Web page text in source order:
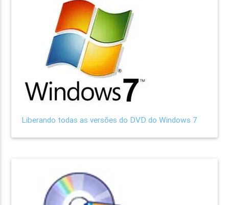
Liberando todas as versões do DVD do Windows 7